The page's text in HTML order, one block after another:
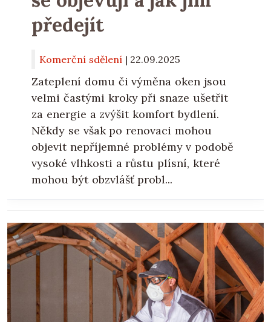
předejít
Komerční sdělení | 22.09.2025
Zateplení domu či výměna oken jsou
velmi častými kroky při snaze ušetřit
za energie a zvýšit komfort bydlení.
Někdy se však po renovaci mohou
objevit nepříjemné problémy v podobě
vysoké vlhkosti a růstu plísní, které
mohou být obzvlášť probl...